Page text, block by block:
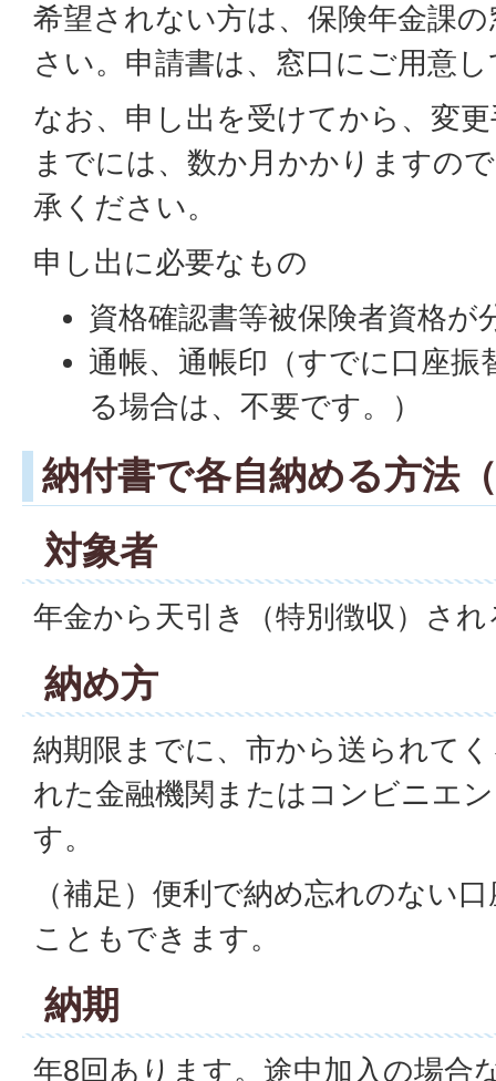
希望されない方は、保険年金課
さい。申請書は、窓口にご用意
なお、申し出を受けてから、変
までには、数か月かかりますの
承ください。
申し出に必要なもの
資格確認書等被保険者資格が
通帳、通帳印（すでに口座
る場合は、不要です。）
納付書で各自納める方法
対象者
年金から天引き（特別徴収）さ
納め方
納期限までに、市から送られて
れた金融機関またはコンビニエ
す。
（補足）便利で納め忘れのない
こともできます。
納期
年8回あります。途中加入の場合